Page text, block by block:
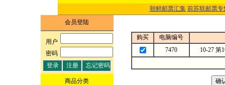
朝鲜邮票汇集 前苏联邮票专
会员登陆
用户:
密码:
商品分类
购买
电脑编号
7470
10-27 第